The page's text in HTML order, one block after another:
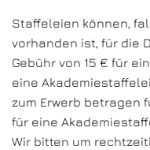
Staffeleien können,
vorhanden ist, für die
Gebühr von 15 € für
eine
zum Erwerb betragen
für eine
Wir bitten um